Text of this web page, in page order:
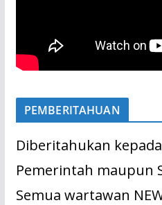
PEMBERITAHUAN
Diberitahukan
Pemerintah maupun
Semua wartawan